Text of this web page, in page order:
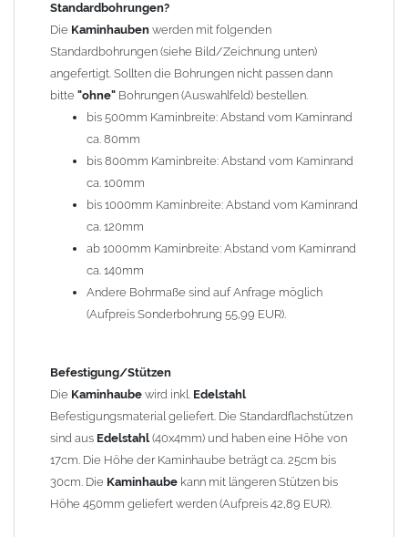
Kaminkopfabdeckung
Kaminhaubewirdohne Kaminkopfabdeckung
Kaminkopfabdeckungenfinden Sie unter "Kaminabdeckung
Es stehen insgesamt 20 verschiedene Typen zur Auswahl. Bitte
Auswahlfeldangeben.
Standardhauben siehe Auswahlfeld: 01 Haus,03 Welle
(unser Topseller)
Laube, 13 Schwalbe, 14 Sattel Welle, 15 Welle 90° gedreht,
17 Dach, 18 Plafond 2, 19 S-Line, 20 Pult
Typ 07 (Welle hoch) und 08 (Doppel Welle) haben einen
Aufpreis von 20% (bitte anfragen - Bestellung nicht über
Shop möglich).
Die Typen 02 (Bogen), 06 (Krempe), 09 (Pagode), 10
1,5mm hergestellt (Preis auf Anfrage = ca. 2-3-fache vom
1,5mm Standardpreis)
allgemeine Informationen:
Ab einer Kaminlängevon 1200mm werden 6
Kaminstützengeliefert.
Bei der Kombination mitWetterfahneundKaminbreite
Standardbohrungen?
Die Kaminhauben werden mit folgenden
Standardbohrungen (siehe Bild/Zeichnung unten)
angefertigt. Sollten die Bohrungen nicht passen dann
bitte "ohne" Bohrungen (Auswahlfeld) bestellen.
bis 500mm Kaminbreite: Abstand vom Kaminrand
ca. 80mm
bis 800mm Kaminbreite: Abstand vom Kaminrand
ca. 100mm
bis 1000mm Kaminbreite: Abstand vom Kaminrand
ca. 120mm
ab 1000mm Kaminbreite: Abstand vom Kaminrand
ca. 140mm
Andere Bohrmaße sind auf Anfrage möglich
(Aufpreis Sonderbohrung 55,99 EUR).
Befestigung/Stützen
Die Kaminhaube wird inkl. Edelstahl
Befestigungsmaterial geliefert. Die Standardflachstützen
sind aus Edelstahl (40x4mm) und haben eine Höhe von
17cm. Die Höhe der Kaminhaube beträgt ca. 25cm bis
30cm. Die Kaminhaube kann mit längeren Stützen bis
Höhe 450mm geliefert werden (Aufpreis 42,89 EUR).